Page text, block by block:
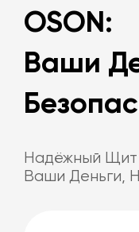
Контакты
UAE
OSON:
Ваши
Надёжный Щит
Ваши Деньги,